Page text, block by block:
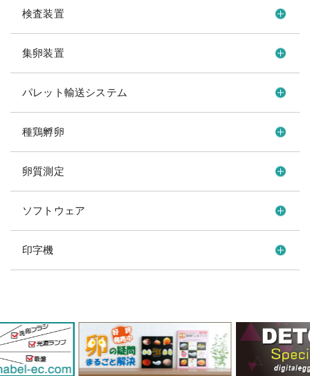
検査装置
集卵装置
パレット輸送システム
種鶏孵卵
卵質測定
ソフトウェア
印字機